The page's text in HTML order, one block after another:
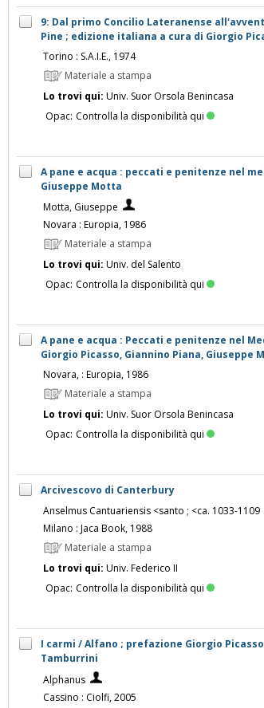
9: Dal primo Concilio Lateranense
Pine ; edizione italiana a cura di Giorgio
Torino : S.A.I.E., 1974
Materiale a stampa
Lo trovi qui: Univ. Suor Orsola Benincasa
Opac: Controlla la disponibilità qui
A pane e acqua : peccati e penitenze nel
Giuseppe Motta
Motta, Giuseppe
Novara : Europia, 1986
Materiale a stampa
Lo trovi qui: Univ. del Salento
Opac: Controlla la disponibilità qui
A pane e acqua : Peccati e penitenze nel
Giorgio Picasso, Giannino Piana, Giuseppe
Novara, : Europia, 1986
Materiale a stampa
Lo trovi qui: Univ. Suor Orsola Benincasa
Opac: Controlla la disponibilità qui
Arcivescovo di Canterbury
Anselmus Cantuariensis <santo ; <ca. 1033-1109
Milano : Jaca Book, 1988
Materiale a stampa
Lo trovi qui: Univ. Federico II
Opac: Controlla la disponibilità qui
I carmi / Alfano ; prefazione Giorgio
Tamburrini
Alphanus
Cassino : Ciolfi, 2005